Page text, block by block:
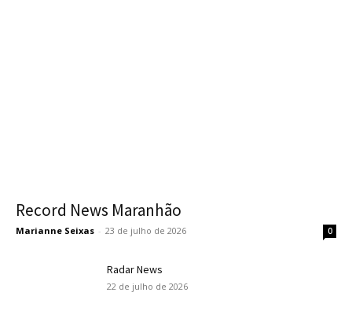
Record News Maranhão
Marianne Seixas - 23 de julho de 2026 0
Radar News
22 de julho de 2026